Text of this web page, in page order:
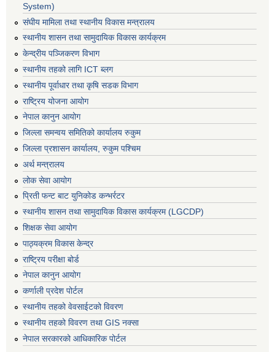
System)
संघीय मामिला तथा स्थानीय विकास मन्त्रालय
स्थानीय शासन तथा सामुदायिक विकास कार्यक्रम
केन्द्रीय पञ्जिकरण विभाग
स्थानीय तहको लागि ICT ब्लग
स्थानीय पूर्वाधार तथा कृषि सडक विभाग
राष्ट्रिय योजना आयोग
नेपाल कानुन आयोग
जिल्ला समन्वय समितिको कार्यालय रुकुम
जिल्ला प्रशासन कार्यालय, रुकुम पश्चिम
अर्थ मन्त्रालय
लोक सेवा आयोग
प्रिती फन्ट बाट युनिकोड कन्भर्रटर
स्थानीय शासन तथा सामुदायिक विकास कार्यक्रम (LGCDP)
शिक्षक सेवा आयोग
पाठ्यक्रम विकास केन्द्र
राष्ट्रिय परीक्षा बोर्ड
नेपाल कानुन आयोग
कर्णाली प्रदेश पोर्टल
स्थानीय तहको वेवसाईटको विवरण
स्थानीय तहको विवरण तथा GIS नक्सा
नेपाल सरकारको आधिकारिक पोर्टल